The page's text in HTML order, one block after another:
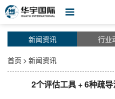
首
新闻资讯 行业
首页 > 新闻资讯
2个评估工具 + 6种疏